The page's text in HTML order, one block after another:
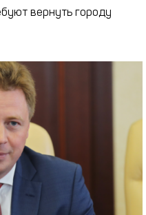
вернуть городу